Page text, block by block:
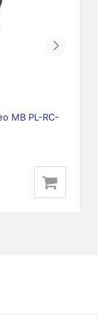
Next
MB PL-RC-